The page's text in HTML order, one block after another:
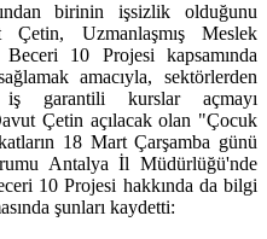
birinin işsizlik olduğunu
Uzmanlaşmış Meslek
10 Projesi kapsamında
amacıyla, sektörlerden
iş garantili kurslar açmayı
Çetin açılacak olan "Çocuk
18 Mart Çarşamba günü
Antalya İl Müdürlüğü'nde
10 Projesi hakkında da bilgi
şunları kaydetti: